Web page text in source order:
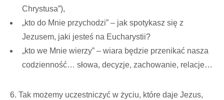
Chrystusa”),
„kto do Mnie przychodzi” – jak spotykasz się z
Jezusem, jaki jesteś na Eucharystii?
„kto we Mnie wierzy” – wiara będzie przenikać nasza
codzienność… słowa, decyzje, zachowanie, relacje…
6. Tak możemy uczestniczyć w życiu, które daje Jezus,